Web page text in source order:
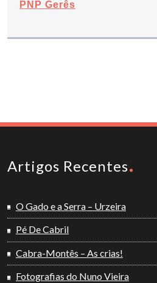
PNP Gerês
Artigos Recentes
O Gado e a Serra – Urzeira
Pé De Cabril
Cabra-Montês – As crias!
Fotografias do Nuno Vieira